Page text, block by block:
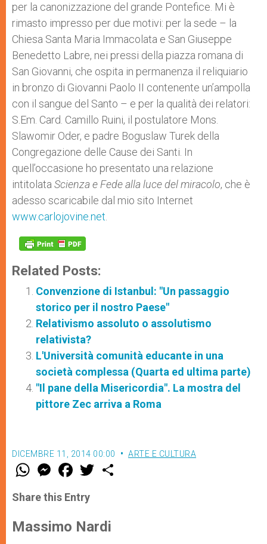
per la canonizzazione del grande Pontefice. Mi è
rimasto impresso per due motivi: per la sede – la
Chiesa Santa Maria Immacolata e San Giuseppe
Benedetto Labre, nei pressi della piazza romana di
San Giovanni, che ospita in permanenza il reliquiario
in bronzo di Giovanni Paolo II contenente un’ampolla
con il sangue del Santo – e per la qualità dei relatori:
S.Em. Card. Camillo Ruini, il postulatore Mons.
Slawomir Oder, e padre Boguslaw Turek della
Congregazione delle Cause dei Santi. In
quell’occasione ho presentato una relazione
intitolata Scienza e Fede alla luce del miracolo, che è
adesso scaricabile dal mio sito Internet
www.carlojovine.net
Related Posts:
Convenzione di Istanbul: "Un passaggio
storico per il nostro Paese"
Relativismo assoluto o assolutismo
relativista?
L'Università comunità educante in una
società complessa (Quarta ed ultima parte)
"Il pane della Misericordia". La mostra del
pittore Zec arriva a Roma
DICEMBRE 11, 2014 00:00 ARTE E CULTURA
W
t
s
p
p
M
e
s
e
g
e
F
a
e
b
o
k
w
r
Share this Entry
Massimo Nardi